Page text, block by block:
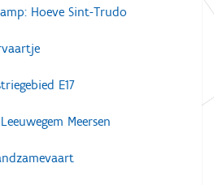
Hoeve Sint-Trudo
E17
Meersen